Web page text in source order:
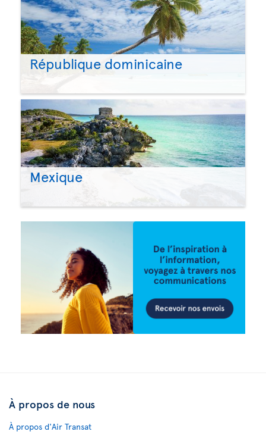
République dominicaine
Mexique
À propos de nous
À propos d'Air Transat